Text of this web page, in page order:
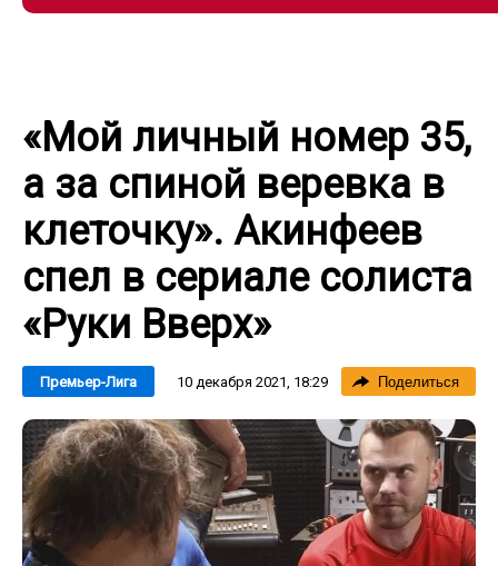
«Мой личный номер 35,
а за спиной веревка в
клеточку». Акинфеев
спел в сериале солиста
«Руки Вверх»
Премьер-Лига 10 декабря 2021, 18:29 Поделиться